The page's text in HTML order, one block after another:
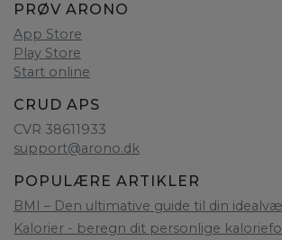
PRØV ARONO
App Store
Play Store
Start online
CRUD APS
CVR 38611933
support@arono.dk
POPULÆRE ARTIKLER
BMI – Den ultimative guide til din
Kalorier - beregn dit personlige